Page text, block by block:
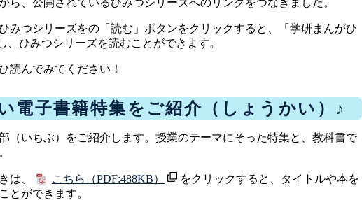
ら、公開されているひみつシリーズへのリンクをつなぎました。
みつシリーズをの「読む」ボタンをクリックすると、「学研まんがひ
ひみつシリーズを読むことができます。
読んでみてください！
電子書籍特集をご紹介（しょうかい）♪
（いちぶ）をご紹介します。授業のテーマにそった特集と、教科書で
は、 こちら （PDF:488KB）
をクリックすると、タイトルや本を
とができます。